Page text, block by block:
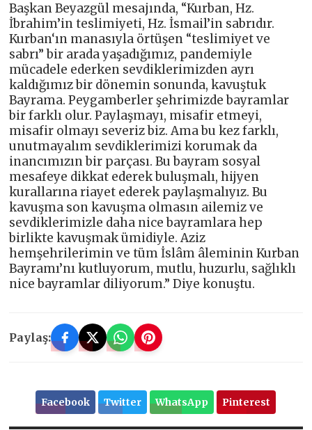
Başkan Beyazgül mesajında, “Kurban, Hz.
İbrahim’in teslimiyeti, Hz. İsmail’in sabrıdır.
Kurban‘ın manasıyla örtüşen “teslimiyet ve
sabrı” bir arada yaşadığımız, pandemiyle
mücadele ederken sevdiklerimizden ayrı
kaldığımız bir dönemin sonunda, kavuştuk
Bayrama. Peygamberler şehrimizde bayramlar
bir farklı olur. Paylaşmayı, misafir etmeyi,
misafir olmayı severiz biz. Ama bu kez farklı,
unutmayalım sevdiklerimizi korumak da
inancımızın bir parçası. Bu bayram sosyal
mesafeye dikkat ederek buluşmalı, hijyen
kurallarına riayet ederek paylaşmalıyız. Bu
kavuşma son kavuşma olmasın ailemiz ve
sevdiklerimizle daha nice bayramlara hep
birlikte kavuşmak ümidiyle. Aziz
hemşehrilerimin ve tüm İslâm âleminin Kurban
Bayramı’nı kutluyorum, mutlu, huzurlu, sağlıklı
nice bayramlar diliyorum.” Diye konuştu.
Paylaş:
Facebook Twitter WhatsApp Pinterest